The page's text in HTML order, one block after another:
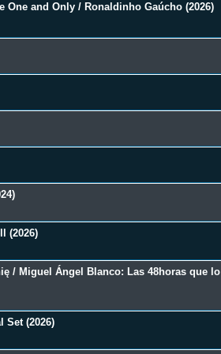
and Only / Ronaldinho Gaúcho (2026)
(2026)
/ Miguel Ángel Blanco: Las 48horas que lo
Set (2026)